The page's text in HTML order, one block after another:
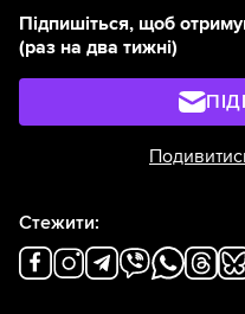
Підпишіться, щоб
(раз на два тижні)
Стежити: